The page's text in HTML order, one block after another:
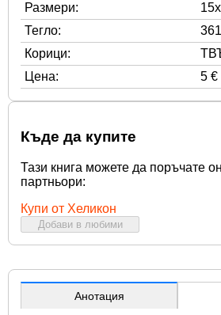
Размери:
Тегло:
Корици:
Цена:
5 €
Къде да купите
Тази книга можете да поръчате
партньори:
Купи от Хеликон
Добави в любими
Анотация